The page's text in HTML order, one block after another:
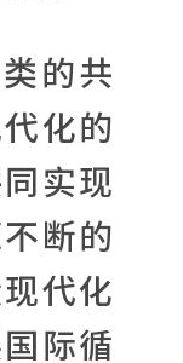
的共
化的
实现
断的
代化
际循